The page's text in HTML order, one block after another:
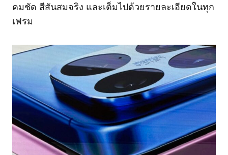
คมชัด สีสันสมจริง และเต็มไปด้วยรายละเอียดในทุก
เฟรม